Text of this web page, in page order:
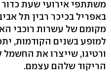
באפריל בכיכר רבין תל
מקומם של עשרות רוכבי
ורטיגו, שייצרו את
הריקוד שלהם עצמם.